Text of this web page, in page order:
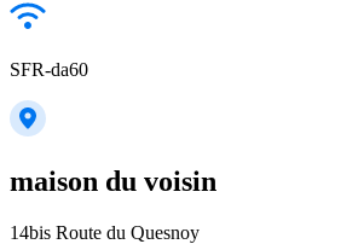
SFR-da60
maison du voisin
14bis Route du Quesnoy